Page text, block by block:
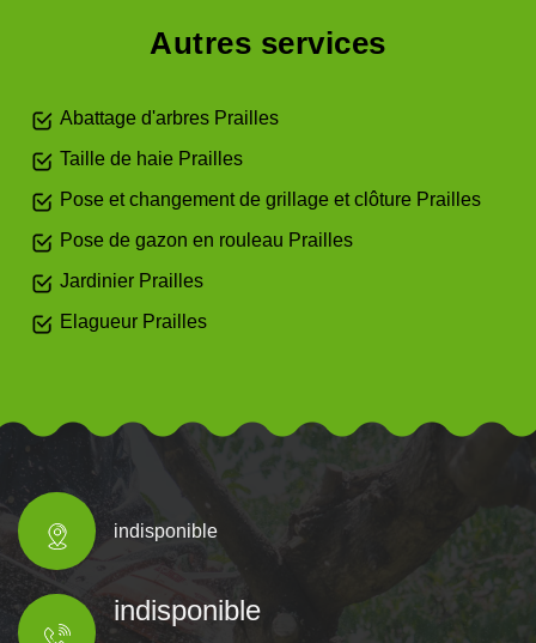
Autres services
Abattage d'arbres Prailles
Taille de haie Prailles
Pose et changement de grillage et clôture Prailles
Pose de gazon en rouleau Prailles
Jardinier Prailles
Elagueur Prailles
indisponible
indisponible